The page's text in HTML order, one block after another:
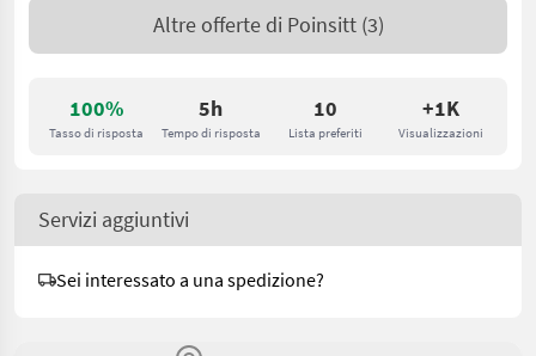
100%
Tasso di risposta
5h
Tempo di risposta
10
Lista preferiti
+1K
Visualizzazioni
Altre offerte di Poinsitt (3)
Servizi aggiuntivi
Sei interessato a una spedizione?